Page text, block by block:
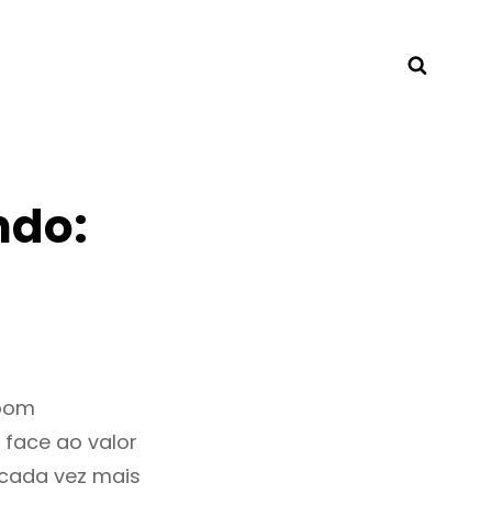
ao valor
vez mais